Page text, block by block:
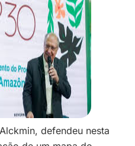
defendeu nesta